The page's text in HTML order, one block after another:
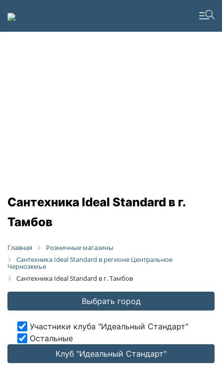
Сантехника Ideal Standard в г.
Тамбов
Главная
Розничные магазины
Сантехника Ideal Standard в регионе Центральное
Черноземье
Сантехника Ideal Standard в г. Тамбов
Выбрать город
Участники клуба "Идеальный Стандарт"
Остальные
Клуб "Идеальный Стандарт"